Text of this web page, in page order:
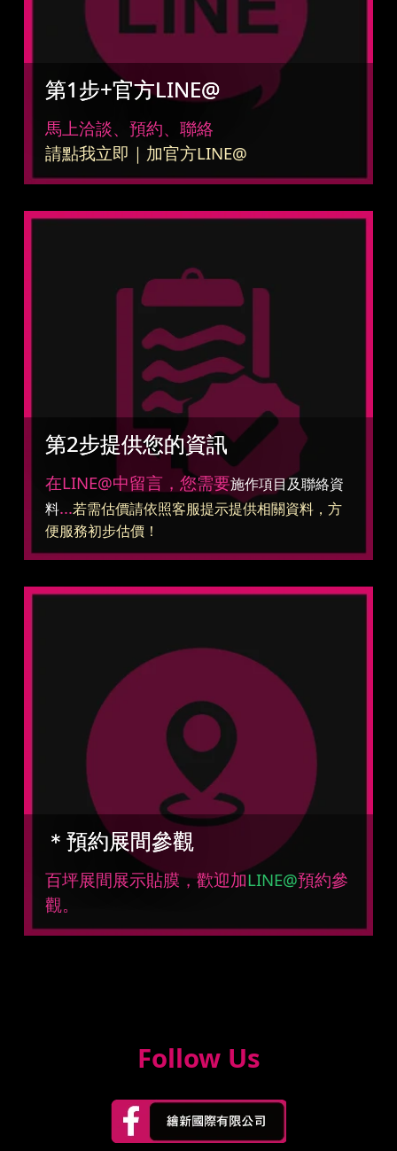
第1步+官方LINE@
馬上洽談、預約、聯絡
請點我立即｜加官方LINE@
第2步提供您的資訊
在LINE@中留言，您需要施作項目及聯絡資
料...若需估價請依照客服提示提供相關資料，方
便服務初步估價！
＊預約展間參觀
百坪展間展示貼膜，歡迎加LINE@預約參
觀。
Follow Us